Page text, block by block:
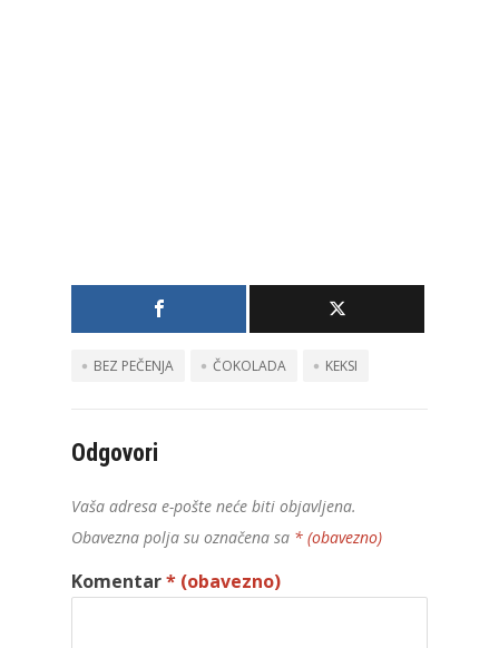
BEZ PEČENJA ČOKOLADA KEKSI
Odgovori
Vaša adresa e-pošte neće biti objavljena.
Obavezna polja su označena sa * (obavezno)
Komentar* (obavezno)